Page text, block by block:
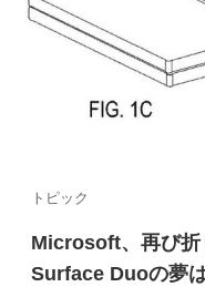
トピック
Microsoft、再び折
Surface Duoの夢